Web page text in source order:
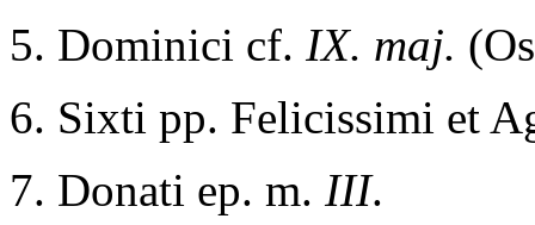
5. Dominici cf. IX. maj.
6. Sixti pp. Felicissimi et
7. Donati ep. m. III.